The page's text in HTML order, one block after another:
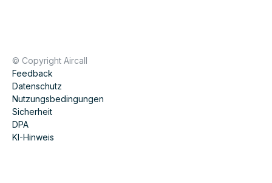
© Copyright Aircall
Feedback
Datenschutz
Nutzungsbedingungen
Sicherheit
DPA
KI-Hinweis